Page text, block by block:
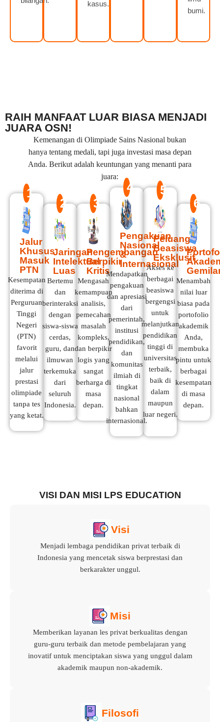
kasus.
bumi.
RAIH MANFAAT LUAR BIASA MENJADI
JUARA OSN!
Kemenangan di Olimpiade Sains Nasional bukan
hanya tentang medali, tapi juga investasi masa depan
Anda. Berikut adalah keuntungan yang menanti para
juara:
1
Jalur
Khusus
Masuk
PTN
Kesempatan
diterima di
Perguruan
Tinggi
Negeri
(PTN)
favorit
melalui
jalur
prestasi
olimpiade
tanpa tes
yang ketat.
2
Jaringan
Intelektual
Luas
Bertemu
dan
berinteraksi
dengan
siswa-siswa
cerdas,
guru, dan
ilmuwan
terkemuka
dari
seluruh
Indonesia.
3
Pengembangan
Berpikir
Kritis
Mengasah
kemampuan
analisis,
pemecahan
masalah
kompleks,
dan berpikir
logis yang
sangat
berharga di
masa
depan.
4
Pengakuan
Nasional
&
Internasional
Mendapatkan
pengakuan
dan apresiasi
dari
pemerintah,
institusi
pendidikan,
dan
komunitas
ilmiah di
tingkat
nasional
bahkan
internasional.
5
Peluang
Beasiswa
Eksklusif
Akses ke
berbagai
beasiswa
bergengsi
untuk
melanjutkan
pendidikan
tinggi di
universitas
terbaik,
baik di
dalam
maupun
luar negeri.
6
Menambah
nilai luar
biasa pada
portofolio
akademik
Anda,
membuka
pintu untuk
berbagai
kesempatan
di masa
depan.
VISI DAN MISI LPS EDUCATION
Visi
Menjadi lembaga pendidikan privat terbaik di
Indonesia yang mencetak siswa berprestasi dan
berkarakter unggul.
Misi
Memberikan layanan les privat berkualitas dengan
guru-guru terbaik dan metode pembelajaran yang
inovatif untuk menciptakan siswa yang unggul dalam
akademik maupun non-akademik.
Filosofi